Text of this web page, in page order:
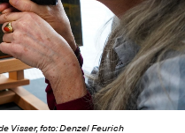
Visser, foto: Denzel Feurich